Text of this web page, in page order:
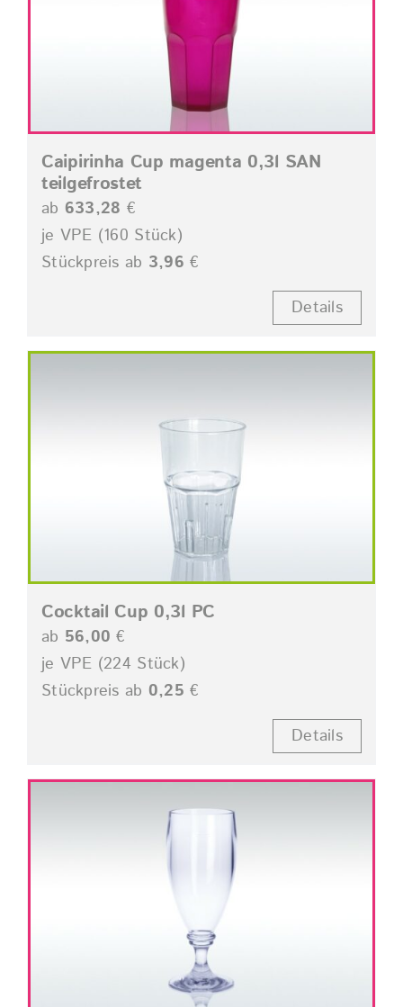
Caipirinha Cup magenta 0,3l SAN
teilgefrostet
ab 633,28 €
je VPE (160 Stück)
Stückpreis ab 3,96 €
Details
Cocktail Cup 0,3l PC
ab 56,00 €
je VPE (224 Stück)
Stückpreis ab 0,25 €
Details